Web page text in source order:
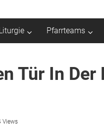
Liturgie Pfarrteams
Tür In
Views